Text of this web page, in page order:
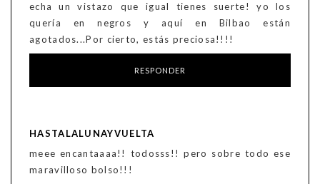
echa un vistazo que igual tienes suerte! yo los
quería en negros y aquí en Bilbao están
agotados...Por cierto, estás preciosa!!!!
RESPONDER
HASTALALUNAYVUELTA
meee encantaaaa!! todosss!! pero sobre todo ese
maravilloso bolso!!!